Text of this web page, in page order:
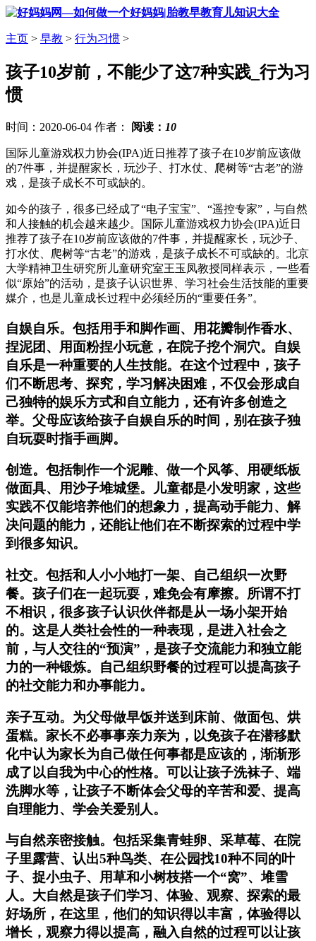
主页 > 早教 > 行为习惯 >
孩子10岁前，不能少了这7种实践_行为习
惯
时间：2020-06-04 作者： 阅读： 10
国际儿童游戏权力协会(IPA)近日推荐了孩子在10岁前应该做
的7件事，并提醒家长，玩沙子、打水仗、爬树等“古老”的游
戏，是孩子成长不可或缺的。
如今的孩子，很多已经成了“电子宝宝”、“遥控专家”，与自然
和人接触的机会越来越少。国际儿童游戏权力协会(IPA)近日
推荐了孩子在10岁前应该做的7件事，并提醒家长，玩沙子、
打水仗、爬树等“古老”的游戏，是孩子成长不可或缺的。北京
大学精神卫生研究所儿童研究室王玉凤教授同样表示，一些看
似“原始”的活动，是孩子认识世界、学习社会生活技能的重要
媒介，也是儿童成长过程中必须经历的“重要任务”。
自娱自乐。包括用手和脚作画、用花瓣制作香水、
捏泥团、用面粉捏小玩意，在院子挖个洞穴。自娱
自乐是一种重要的人生技能。在这个过程中，孩子
们不断思考、探究，学习解决困难，不仅会形成自
己独特的娱乐方式和自立能力，还有许多创造之
举。父母应该给孩子自娱自乐的时间，别在孩子独
自玩耍时指手画脚。
创造。包括制作一个泥雕、做一个风筝、用硬纸板
做面具、用沙子堆城堡。儿童都是小发明家，这些
实践不仅能培养他们的想象力，提高动手能力、解
决问题的能力，还能让他们在不断探索的过程中学
到很多知识。
社交。包括和人小小地打一架、自己组织一次野
餐。孩子们在一起玩耍，难免会有摩擦。所谓不打
不相识，很多孩子认识伙伴都是从一场小架开始
的。这是人类社会性的一种表现，是进入社会之
前，与人交往的“预演”，是孩子交流能力和独立能
力的一种锻炼。自己组织野餐的过程可以提高孩子
的社交能力和办事能力。
亲子互动。为父母做早饭并送到床前、做面包、烘
蛋糕。家长不必事事亲力亲为，以免孩子在潜移默
化中认为家长为自己做任何事都是应该的，渐渐形
成了以自我为中心的性格。可以让孩子洗袜子、端
洗脚水等，让孩子不断体会父母的辛苦和爱、提高
自理能力、学会关爱别人。
与自然亲密接触。包括采集青蛙卵、采草莓、在院
子里露营、认出5种鸟类、在公园找10种不同的叶
子、捉小虫子、用草和小树枝搭一个“窝”、堆雪
人。大自然是孩子们学习、体验、观察、探索的最
好场所，在这里，他们的知识得以丰富，体验得以
增长，观察力得以提高，融入自然的过程可以让孩